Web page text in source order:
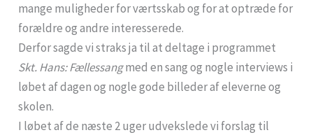
mange muligheder for værtsskab og for at optræde for
forældre og andre interesserede.
Derfor sagde vi straks ja til at deltage i programmet
Skt. Hans: Fællessangmed en sang og nogle interviews i
løbet af dagen og nogle gode billeder af eleverne og
skolen.
I løbet af de næste 2 uger udvekslede vi forslag til